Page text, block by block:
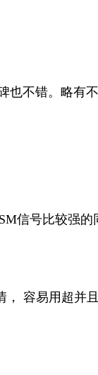
也不错。略有
信号比较强
容易用超并且